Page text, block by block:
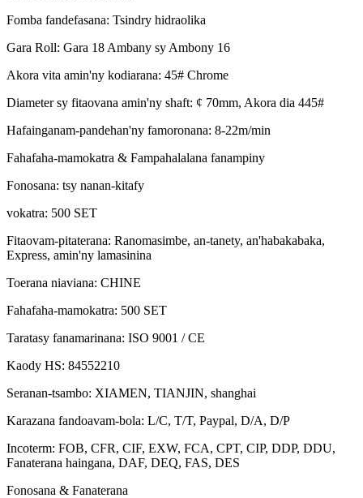
Fomba fandefasana: Tsindry hidraolika
Gara Roll: Gara 18 Ambany sy Ambony 16
Akora vita amin'ny kodiarana: 45# Chrome
Diameter sy fitaovana amin'ny shaft: ¢ 70mm, Akora dia 445#
Hafainganam-pandehan'ny famoronana: 8-22m/min
Fahafaha-mamokatra & Fampahalalana fanampiny
Fonosana: tsy nanan-kitafy
vokatra: 500 SET
Fitaovam-pitaterana: Ranomasimbe, an-tanety, an'habakabaka,
Express, amin'ny lamasinina
Toerana niaviana: CHINE
Fahafaha-mamokatra: 500 SET
Taratasy fanamarinana: ISO 9001 / CE
Kaody HS: 84552210
Seranan-tsambo: XIAMEN, TIANJIN, shanghai
Karazana fandoavam-bola: L/C, T/T, Paypal, D/A, D/P
Incoterm: FOB, CFR, CIF, EXW, FCA, CPT, CIP, DDP, DDU,
Fanaterana haingana, DAF, DEQ, FAS, DES
Fonosana & Fanaterana